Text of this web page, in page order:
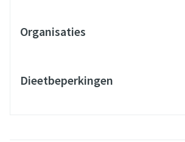
Organisaties
Dieetbeperkingen